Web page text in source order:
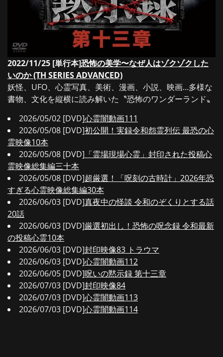
2022/11/25 [単行本]恐怖の美学〜なぜ人はゾクゾクした
いのか (TH SERIES ADVANCED)
妖怪、UFO、心霊写真、美術、漫画、小説、映画…多様な
書物、文化を縦横に読み解いた〝恐怖のワンダーランド〟
2026/05/02 [DVD]心霊闇動画111
2026/05/08 [DVD]初公開！実録令和怨霊列伝 最恐の心
霊映像10本
2026/05/08 [DVD] 「霊場現場心霊」封印された投稿心
霊映像総集編三十本
2026/05/08 [DVD]超厳選！「呪刻の古時計」2026年恐
すぎる心霊映像総集編30本
2026/06/03 [DVD]真夜中の怪談 令和のぞくりとする話
20話
2026/06/03 [DVD]厳選初出し！恐怖の呪念録 令和最新
の投稿心霊10本
2026/06/03 [DVD]封印映像83 トラウマ
2026/06/03 [DVD]心霊闇動画112
2026/06/05 [DVD]呪いの黙示録 第十三章
2026/07/03 [DVD]封印映像84
2026/07/03 [DVD]心霊闇動画113
2026/07/03 [DVD]心霊闇動画114